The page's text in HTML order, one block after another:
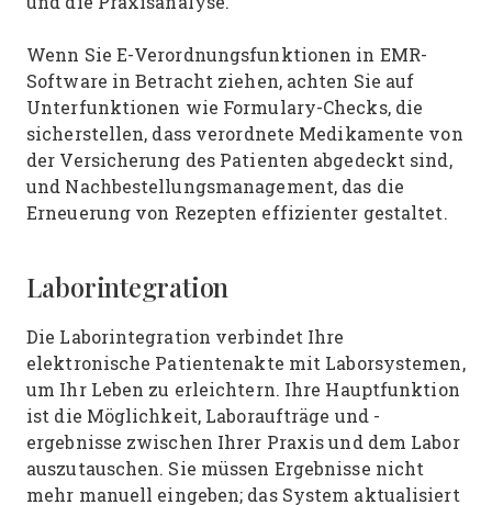
Wenn Sie E-Verordnungsfunktionen in EMR-
Software in Betracht ziehen, achten Sie auf
Unterfunktionen wie Formulary-Checks, die
sicherstellen, dass verordnete Medikamente von
der Versicherung des Patienten abgedeckt sind,
und Nachbestellungsmanagement, das die
Erneuerung von Rezepten effizienter gestaltet.
Laborintegration
Die Laborintegration verbindet Ihre
elektronische Patientenakte mit Laborsystemen,
um Ihr Leben zu erleichtern. Ihre Hauptfunktion
ist die Möglichkeit, Laboraufträge und -
ergebnisse zwischen Ihrer Praxis und dem Labor
auszutauschen. Sie müssen Ergebnisse nicht
mehr manuell eingeben; das System aktualisiert